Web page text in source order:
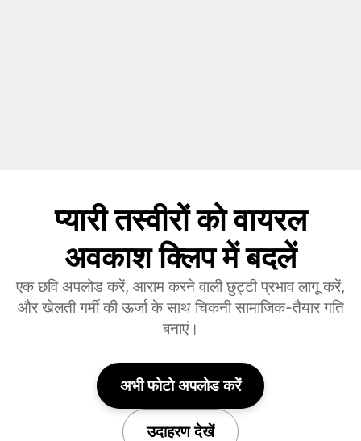
प्यारी तस्वीरों को वायरल
अवकाश क्लिप में बदलें
एक छवि अपलोड करें, आराम करने वाली छुट्टी प्रभाव लागू करें,
और खेलती गर्मी की ऊर्जा के साथ चिकनी सामाजिक-तैयार गति
बनाएं।
अभी फोटो अपलोड करें
उदाहरण देखें